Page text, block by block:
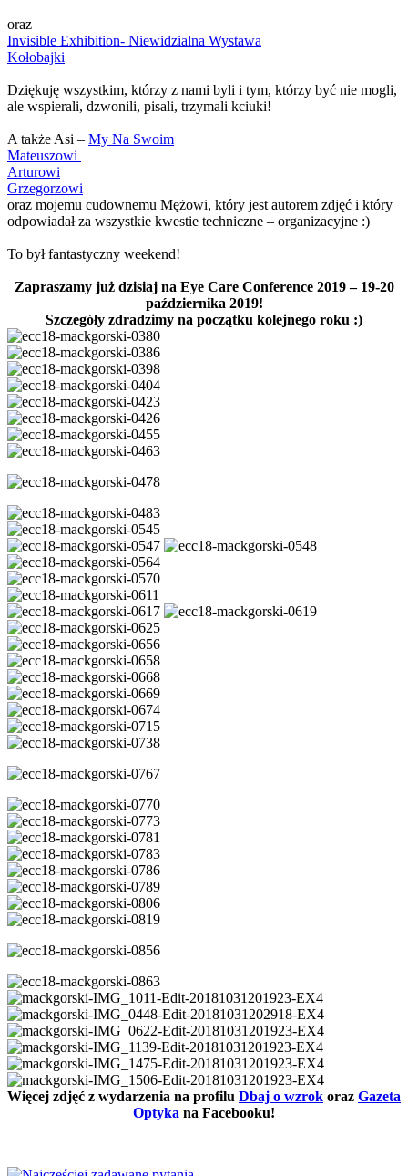
oraz
Invisible Exhibition- Niewidzialna Wystawa
Kołobajki
Dziękuję wszystkim, którzy z nami byli i tym, którzy być nie mogli,
ale wspierali, dzwonili, pisali, trzymali kciuki!
A także Asi – My Na Swoim
Mateuszowi
Arturowi
Grzegorzowi
oraz mojemu cudownemu Mężowi, który jest autorem zdjęć i który
odpowiadał za wszystkie kwestie techniczne – organizacyjne :)
To był fantastyczny weekend!
Zapraszamy już dzisiaj na Eye Care Conference 2019 – 19-20
października 2019!
Szczegóły zdradzimy na początku kolejnego roku :)
Więcej zdjęć z wydarzenia na profilu Dbaj o wzrok oraz Gazeta
Optyka na Facebooku!